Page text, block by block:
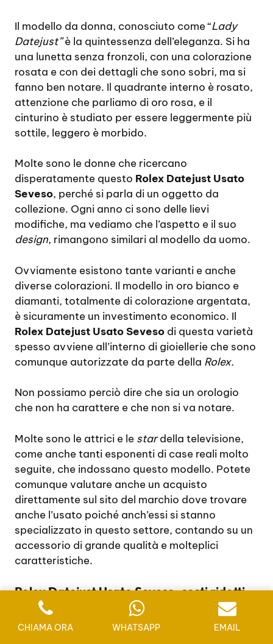
Il modello da donna, conosciuto come “Lady
Datejust”è la quintessenza dell’eleganza. Si ha
una lunetta senza fronzoli, con una colorazione
rosata e con dei dettagli che sono sobri, ma si
fanno ben notare. Il quadrante interno è rosato,
attenzione che parliamo di oro rosa, e il
cinturino è studiato per essere leggermente più
sottile, leggero è morbido.
Molte sono le donne che ricercano
disperatamente questo Rolex Datejust Usato
Seveso, perché si parla di un oggetto da
collezione. Ogni anno ci sono delle lievi
modifiche, ma vediamo che l’aspetto e il suo
design, rimangono similari al modello da uomo.
Ovviamente esistono tante varianti e anche
diverse colorazioni. Il modello in oro bianco e
diamanti, totalmente di colorazione argentata,
è sicuramente un investimento economico. Il
Rolex Datejust Usato Seveso di questa varietà
spesso avviene all’interno di gioiellerie che sono
comunque autorizzate da parte della Rolex.
Non possiamo perciò dire che sia un orologio
che non ha carattere e che non si va notare.
Molte sono le attrici e le stardella televisione,
come anche tanti esponenti di case reali molto
seguite, che indossano questo modello. Potete
comunque valutare anche un acquisto
direttamente sul sito del marchio dove trovare
anche l’usato poiché anch’essi si stanno
specializzato in questo settore, contando su un
accessorio di grande qualità e molteplici
caratteristiche.
Rolex Datejust Usato Seveso, costi ridotti,
ma non è certo deprezzato
CHIAMA ORA WHATSAPP EMAIL